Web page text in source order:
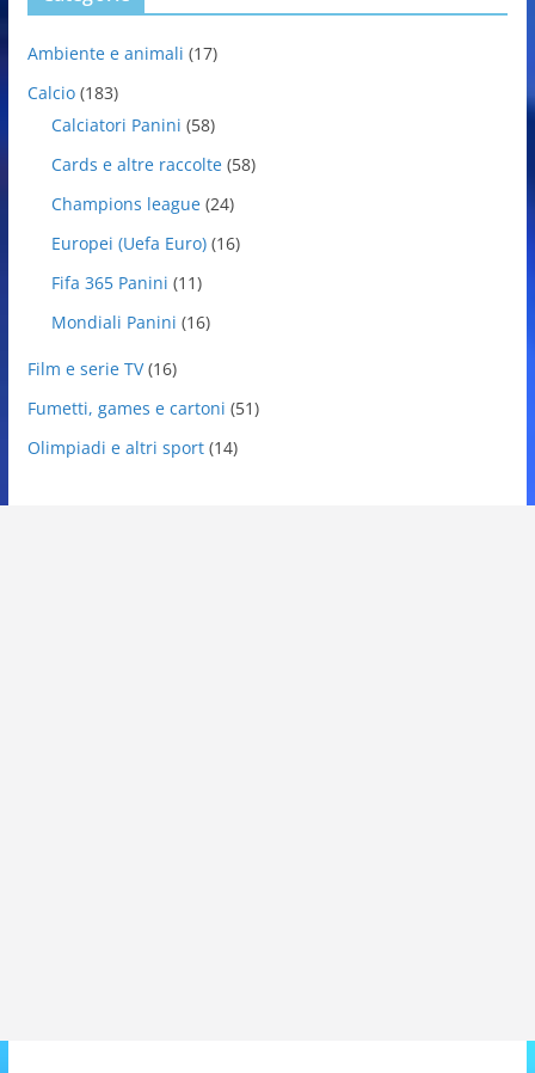
Ambiente e animali (17)
Calcio(183)
Calciatori Panini (58)
Cards e altre raccolte(58)
Champions league(24)
Europei (Uefa Euro)(16)
Fifa 365 Panini (11)
Mondiali Panini (16)
Film e serie TV(16)
Fumetti, games e cartoni (51)
Olimpiadi e altri sport(14)